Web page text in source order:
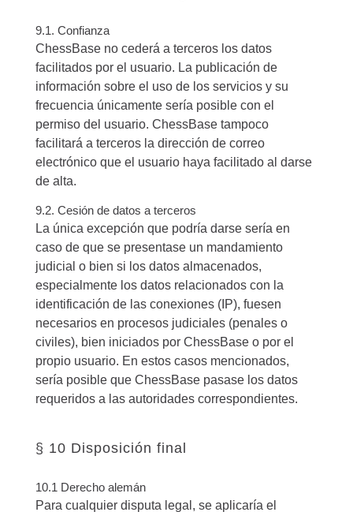
9.1. Confianza
ChessBase no cederá a terceros los datos
facilitados por el usuario. La publicación de
información sobre el uso de los servicios y su
frecuencia únicamente sería posible con el
permiso del usuario. ChessBase tampoco
facilitará a terceros la dirección de correo
electrónico que el usuario haya facilitado al darse
de alta.
9.2. Cesión de datos a terceros
La única excepción que podría darse sería en
caso de que se presentase un mandamiento
judicial o bien si los datos almacenados,
especialmente los datos relacionados con la
identificación de las conexiones (IP), fuesen
necesarios en procesos judiciales (penales o
civiles), bien iniciados por ChessBase o por el
propio usuario. En estos casos mencionados,
sería posible que ChessBase pasase los datos
requeridos a las autoridades correspondientes.
§ 10 Disposición final
10.1 Derecho alemán
Para cualquier disputa legal, se aplicaría el